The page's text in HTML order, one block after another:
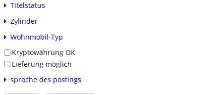
Titelstatus
Zylinder
Wohnmobil-Typ
Kryptowährung OK
Lieferung möglich
sprache des postings